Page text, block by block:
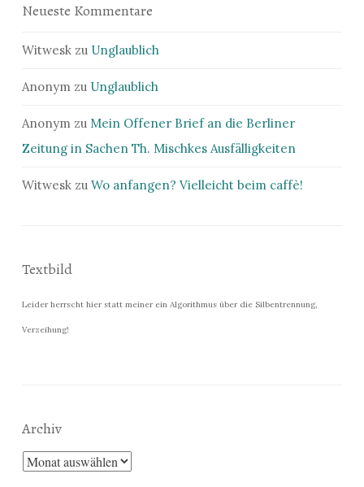
Neueste Kommentare
Witwesk zu Unglaublich
Anonym zu Unglaublich
Anonym zu Mein Offener Brief an die Berliner
Zeitung in Sachen Th. Mischkes Ausfälligkeiten
Witwesk zu Wo anfangen? Vielleicht beim caffè!
Textbild
Leider herrscht hier statt meiner ein Algorithmus über die Silbentrennung,
Verzeihung!
Archiv
Archiv